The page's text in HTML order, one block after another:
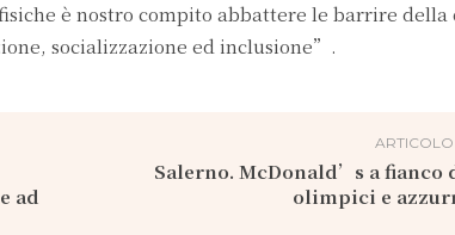
è nostro compito abbattere le barrire della
socializzazione ed inclusione”.
ad
ARTICOLO
Salerno. McDonald’s a fianco
olimpici e